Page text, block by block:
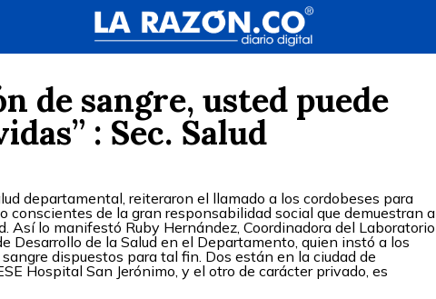
de sangre, usted puede
: Sec. Salud
departamental, reiteraron el llamado a los cordobeses para
conscientes de la gran responsabilidad social que demuestran a
Así lo manifestó Ruby Hernández, Coordinadora del Laboratorio
Desarrollo de la Salud en el Departamento, quien instó a los
dispuestos para tal fin. Dos están en la ciudad de
Hospital San Jerónimo, y el otro de carácter privado, es